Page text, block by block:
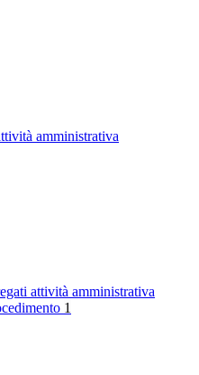
amministrativa
attività amministrativa
1